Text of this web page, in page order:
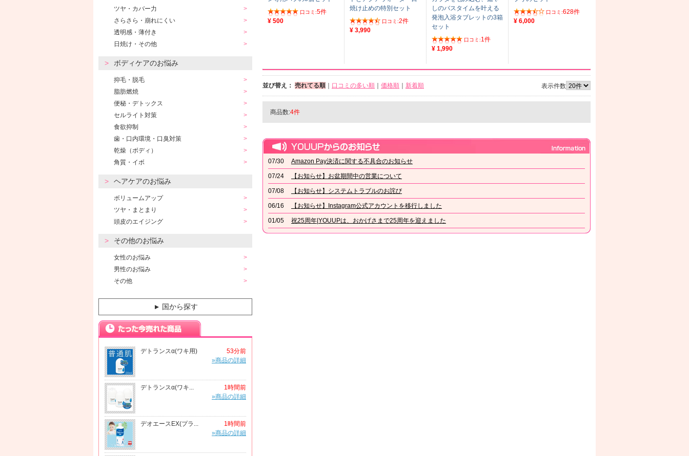
ツヤ・カバー力
さらさら・崩れにくい
透明感・薄付き
日焼け・その他
ボディケアのお悩み
抑毛・脱毛
脂肪燃焼
便秘・デトックス
セルライト対策
食欲抑制
歯・口内環境・口臭対策
乾燥（ボディ）
角質・イボ
ヘアケアのお悩み
ボリュームアップ
ツヤ・まとまり
頭皮のエイジング
その他のお悩み
女性のお悩み
男性のお悩み
その他
▼ 国から探す
デトランスα(ワキ用)
53分前
»商品の詳細
デトランスα(ワキ...
1時間前
»商品の詳細
デオエースEX(プラ...
1時間前
»商品の詳細
口コミ:5件
¥ 500
焼け止めの特別セット
口コミ:2件
¥ 3,990
しのバスタイムを叶える
発泡入浴タブレットの3箱
セット
口コミ:1件
¥ 1,990
口コミ:628件
¥ 6,000
並び替え： 売れてる順 口コミの多い順 価格順 新着順 表示件数
商品数:4件
07/30 Amazon Pay決済に関する不具合のお知らせ
07/24 【お知らせ】お盆期間中の営業について
07/08 【お知らせ】システムトラブルのお詫び
06/16 【お知らせ】Instagram公式アカウントを移行しました
01/05 祝25周年|YOUUPは、おかげさまで25周年を迎えました